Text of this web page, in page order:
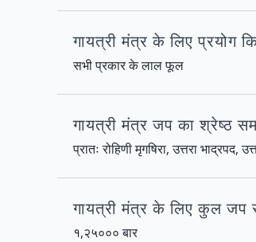
गायत्री मंत्र के लिए प्रयोग
सभी प्रकार के लाल फूल
गायत्री मंत्र जप का श्रेष्ठ
प्रातः रोहिणी मृगषिरा, उत्तरा भाद्रपद,
गायत्री मंत्र के लिए कुल जप
१,२५००० बार